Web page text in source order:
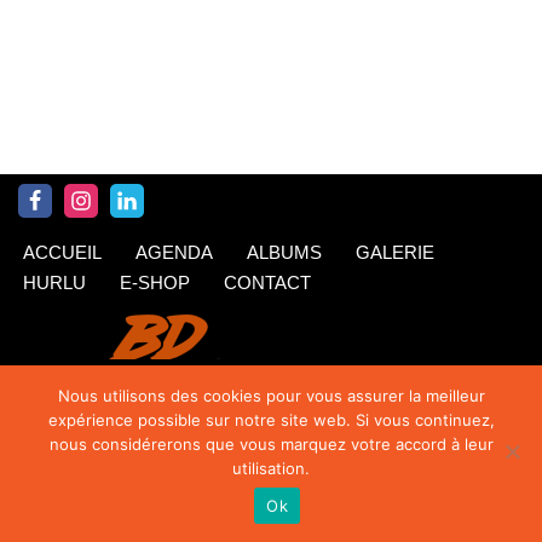
ACCUEIL AGENDA ALBUMS
GALERIE
HURLU
E-SHOP CONTACT
TipTop
Nous utilisons des cookies pour vous assurer la meilleur
expérience possible sur notre site web. Si vous continuez,
nous considérerons que vous marquez votre accord à leur
utilisation.
Ok